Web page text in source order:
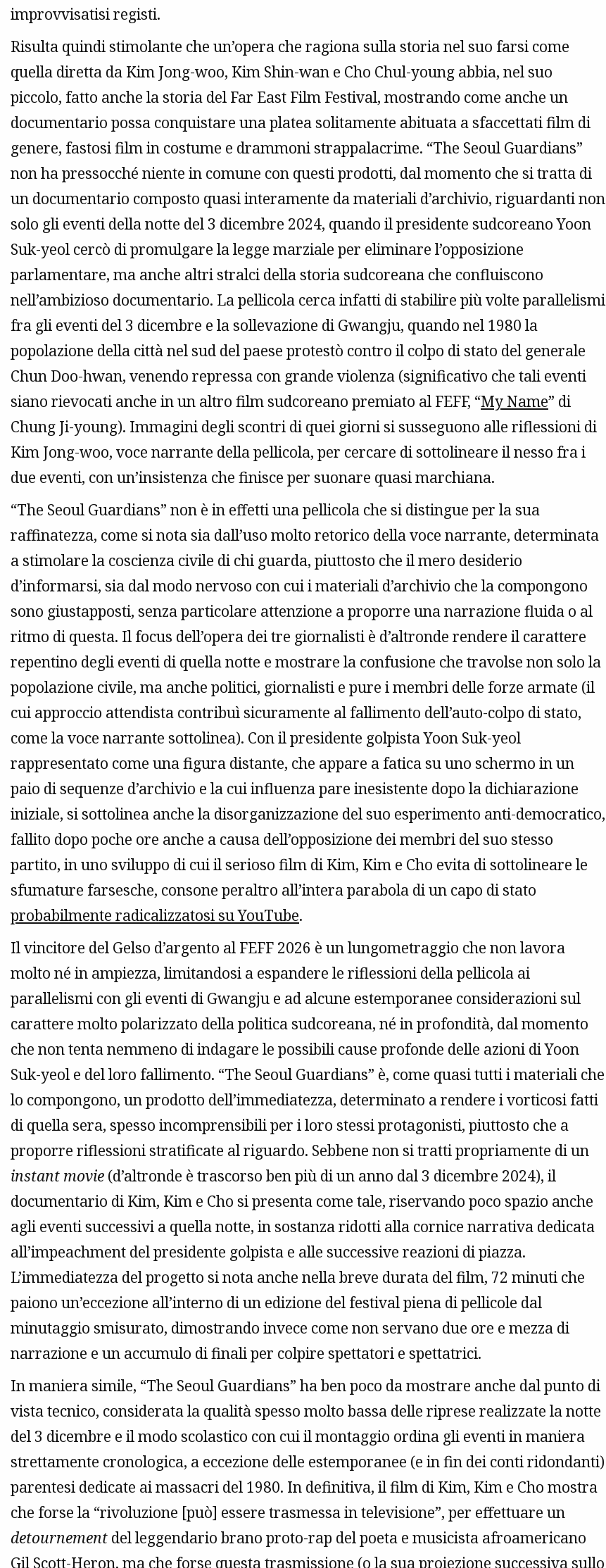
improvvisatisi registi.
Risulta quindi stimolante che un’opera che ragiona sulla storia nel suo farsi come
quella diretta da Kim Jong-woo, Kim Shin-wan e Cho Chul-young abbia, nel suo
piccolo, fatto anche la storia del Far East Film Festival, mostrando come anche un
documentario possa conquistare una platea solitamente abituata a sfaccettati film di
genere, fastosi film in costume e drammoni strappalacrime. “The Seoul Guardians”
non ha pressocché niente in comune con questi prodotti, dal momento che si tratta di
un documentario composto quasi interamente da materiali d’archivio, riguardanti non
solo gli eventi della notte del 3 dicembre 2024, quando il presidente sudcoreano Yoon
Suk-yeol cercò di promulgare la legge marziale per eliminare l’opposizione
parlamentare, ma anche altri stralci della storia sudcoreana che confluiscono
nell’ambizioso documentario. La pellicola cerca infatti di stabilire più volte parallelismi
fra gli eventi del 3 dicembre e la sollevazione di Gwangju, quando nel 1980 la
popolazione della città nel sud del paese protestò contro il colpo di stato del generale
Chun Doo-hwan, venendo repressa con grande violenza (significativo che tali eventi
siano rievocati anche in un altro film sudcoreano premiato al FEFF, “My Name” di
Chung Ji-young). Immagini degli scontri di quei giorni si susseguono alle riflessioni di
Kim Jong-woo, voce narrante della pellicola, per cercare di sottolineare il nesso fra i
due eventi, con un’insistenza che finisce per suonare quasi marchiana.
“The Seoul Guardians” non è in effetti una pellicola che si distingue per la sua
raffinatezza, come si nota sia dall’uso molto retorico della voce narrante, determinata
a stimolare la coscienza civile di chi guarda, piuttosto che il mero desiderio
d’informarsi, sia dal modo nervoso con cui i materiali d’archivio che la compongono
sono giustapposti, senza particolare attenzione a proporre una narrazione fluida o al
ritmo di questa. Il focus dell’opera dei tre giornalisti è d’altronde rendere il carattere
repentino degli eventi di quella notte e mostrare la confusione che travolse non solo la
popolazione civile, ma anche politici, giornalisti e pure i membri delle forze armate (il
cui approccio attendista contribuì sicuramente al fallimento dell’auto-colpo di stato,
come la voce narrante sottolinea). Con il presidente golpista Yoon Suk-yeol
rappresentato come una figura distante, che appare a fatica su uno schermo in un
paio di sequenze d’archivio e la cui influenza pare inesistente dopo la dichiarazione
iniziale, si sottolinea anche la disorganizzazione del suo esperimento anti-democratico,
fallito dopo poche ore anche a causa dell’opposizione dei membri del suo stesso
partito, in uno sviluppo di cui il serioso film di Kim, Kim e Cho evita di sottolineare le
sfumature farsesche, consone peraltro all’intera parabola di un capo di stato
probabilmente radicalizzatosi su YouTube.
Il vincitore del Gelso d’argento al FEFF 2026 è un lungometraggio che non lavora
molto né in ampiezza, limitandosi a espandere le riflessioni della pellicola ai
parallelismi con gli eventi di Gwangju e ad alcune estemporanee considerazioni sul
carattere molto polarizzato della politica sudcoreana, né in profondità, dal momento
che non tenta nemmeno di indagare le possibili cause profonde delle azioni di Yoon
Suk-yeol e del loro fallimento. “The Seoul Guardians” è, come quasi tutti i materiali che
lo compongono, un prodotto dell’immediatezza, determinato a rendere i vorticosi fatti
di quella sera, spesso incomprensibili per i loro stessi protagonisti, piuttosto che a
proporre riflessioni stratificate al riguardo. Sebbene non si tratti propriamente di un
instant movie (d’altronde è trascorso ben più di un anno dal 3 dicembre 2024), il
documentario di Kim, Kim e Cho si presenta come tale, riservando poco spazio anche
agli eventi successivi a quella notte, in sostanza ridotti alla cornice narrativa dedicata
all’impeachment del presidente golpista e alle successive reazioni di piazza.
L’immediatezza del progetto si nota anche nella breve durata del film, 72 minuti che
paiono un’eccezione all’interno di un edizione del festival piena di pellicole dal
minutaggio smisurato, dimostrando invece come non servano due ore e mezza di
narrazione e un accumulo di finali per colpire spettatori e spettatrici.
In maniera simile, “The Seoul Guardians” ha ben poco da mostrare anche dal punto di
vista tecnico, considerata la qualità spesso molto bassa delle riprese realizzate la notte
del 3 dicembre e il modo scolastico con cui il montaggio ordina gli eventi in maniera
strettamente cronologica, a eccezione delle estemporanee (e in fin dei conti ridondanti)
parentesi dedicate ai massacri del 1980. In definitiva, il film di Kim, Kim e Cho mostra
che forse la “rivoluzione [può] essere trasmessa in televisione”, per effettuare un
detournement del leggendario brano proto-rap del poeta e musicista afroamericano
Gil Scott-Heron, ma che forse questa trasmissione (o la sua proiezione successiva sullo